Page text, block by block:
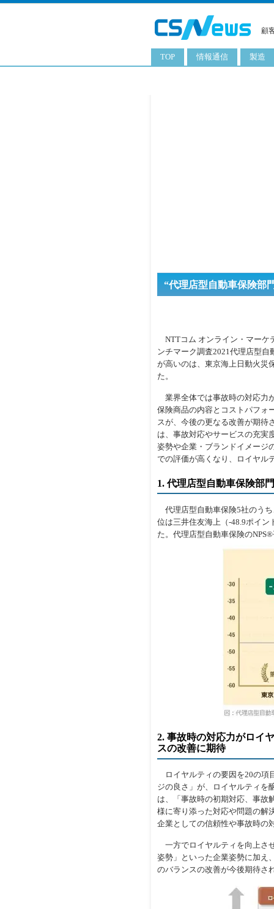
顧
TOP 情報通信 製造
“代理店型自動車保険部
NTTコム オンライン・マーケ
ンチマーク調査2021代理店型自
が高いのは、東京海上日動火災
た。
業界全体では事故時の対応力
保険商品の内容とコストパフォ
スが、今後の更なる改善が期待
は、事故対応やサービスの充実
姿勢や企業・ブランドイメージ
での評価が高くなり、ロイヤル
1. 代理店型自動車保険部
代理店型自動車保険5社のうち
位は三井住友海上（-48.9ポイン
た。代理店型自動車保険の
2. 事故時の対応力がロイ
スの改善に期待
ロイヤルティの要因を20の項
ジの良さ」が、ロイヤルティを
は、「事故時の初期対応、事故
様に寄り添った対応や問題の解
企業としての信頼性や事故時の
一方でロイヤルティを向上さ
姿勢」といった企業姿勢に加え
のバランスの改善が今後期待さ